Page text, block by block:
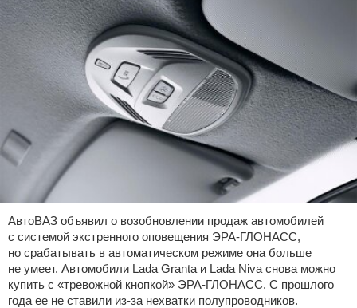
АвтоВАЗ объявил о возобновлении продаж автомобилей
с системой экстренного оповещения ЭРА-ГЛОНАСС,
но срабатывать в автоматическом режиме она больше
не умеет. Автомобили Lada Granta и Lada Niva снова можно
купить с «тревожной кнопкой» ЭРА-ГЛОНАСС. С прошлого
года ее не ставили из-за нехватки полупроводников.